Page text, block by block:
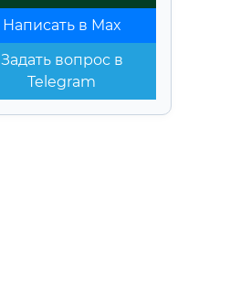
Написать в Max
Задать вопрос в
Telegram